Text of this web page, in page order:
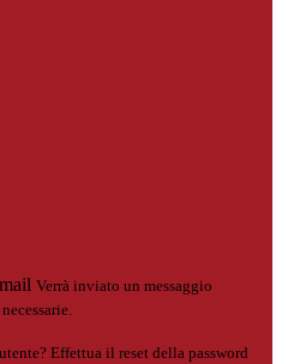
Verrà inviato un messaggio
Effettua il reset della password